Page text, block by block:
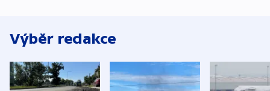
Výběr redakce